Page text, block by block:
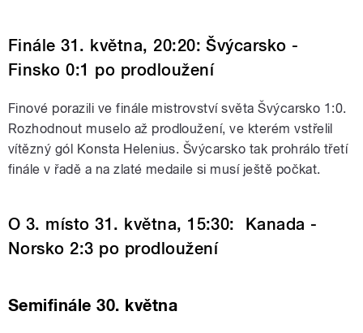
Finále 31. května, 20:20: Švýcarsko -
Finsko 0:1 po prodloužení
Finové porazili ve finále mistrovství světa Švýcarsko 1:0.
Rozhodnout muselo až prodloužení, ve kterém vstřelil
vítězný gól Konsta Helenius. Švýcarsko tak prohrálo třetí
finále v řadě a na zlaté medaile si musí ještě počkat.
O 3. místo 31. května, 15:30: Kanada -
Norsko 2:3 po prodloužení
Semifinále 30. května